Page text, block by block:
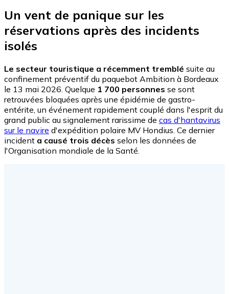
Un vent de panique sur les
réservations après des incidents
isolés
Le secteur touristique a récemment tremblé suite au
confinement préventif du paquebot Ambition à Bordeaux
le 13 mai 2026. Quelque 1 700 personnes se sont
retrouvées bloquées après une épidémie de gastro-
entérite, un événement rapidement couplé dans l'esprit du
grand public au signalement rarissime de cas d'hantavirus
sur le navire d'expédition polaire MV Hondius. Ce dernier
incident a causé trois décès selon les données de
l'Organisation mondiale de la Santé.